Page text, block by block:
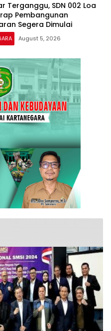
Terganggu, SDN 002 Loa
Pembangunan
Segera Dimulai
August 5, 2026